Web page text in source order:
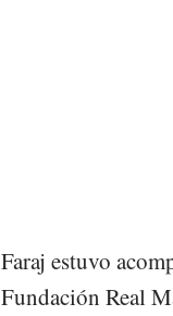
Faraj estuvo
Fundación Real